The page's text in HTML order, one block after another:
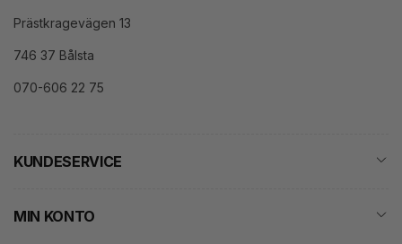
Prästkragevägen 13
746 37 Bålsta
070-606 22 75
KUNDESERVICE
MIN KONTO